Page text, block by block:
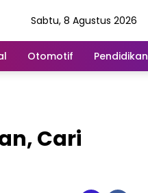
Sabtu, 8 Agustus 2026
Otomotif Pendidikan
Cari